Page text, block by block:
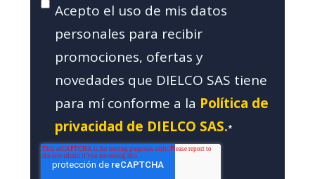
Acepto el uso de mis datos
personales para recibir
promociones, ofertas y
novedades que DIELCO SAS tiene
para mí conforme a la Política de
privacidad de DIELCO SAS.*